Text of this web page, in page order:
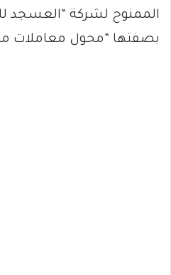
الممنوح لشركة “العسجد
بصفتها “محول معاملات